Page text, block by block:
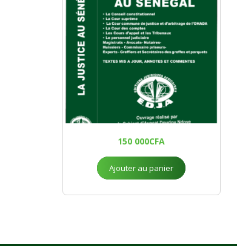
150 000CFA
Ajouter au panier